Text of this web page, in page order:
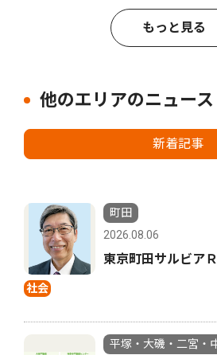
もっと見る
他のエリアのニュース
新着記事
社会
町田
2026.08.06
東京町田サルビア
平塚・大磯・二宮・